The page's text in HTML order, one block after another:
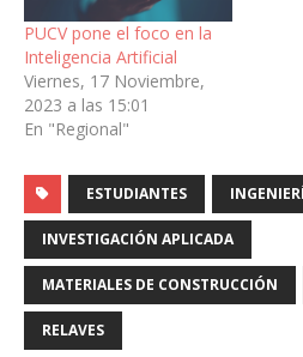
PUCV pone el foco en la
Inteligencia Artificial
Viernes, 17 Noviembre,
2023 a las 15:01
En "Regional"
ESTUDIANTES
INVESTIGACIÓN APLICADA
MATERIALES DE CONSTRUCCIÓN
RELAVES